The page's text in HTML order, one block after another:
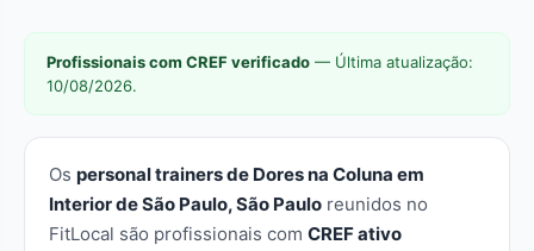
Profissionais com CREF verificado — Última atualização:
10/08/2026.
Os personal trainers de Dores na Coluna em
Interior de São Paulo, São Paulo reunidos no
FitLocal são profissionais com CREF ativo